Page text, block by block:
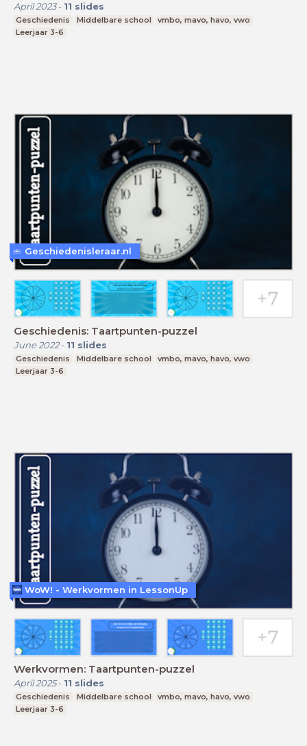
April 2023- 11 slides
Geschiedenis Middelbare school
vmbo, mavo, havo, vwo
Leerjaar 3-6
Geschiedenis: Taartpunten-puzzel
June 2022- 11 slides
Geschiedenis Middelbare school
vmbo, mavo, havo, vwo
Leerjaar 3-6
Geschiedenisleraar.nl
Werkvormen: Taartpunten-puzzel
April 2025- 11 slides
Geschiedenis Middelbare school
vmbo, mavo, havo, vwo
Leerjaar 3-6
WoW! - Werkvormen in LessonUp